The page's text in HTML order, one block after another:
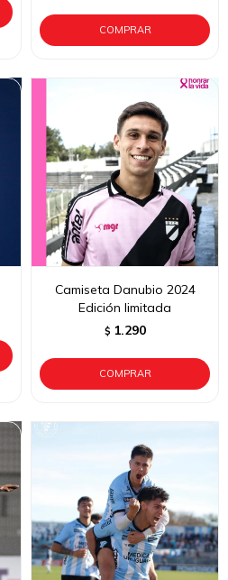
Camiseta Danubio 2024
Edición limitada
$ 1.290